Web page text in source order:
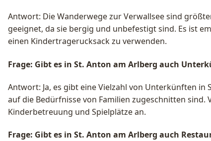
Antwort: Die Wanderwege zur Verwallsee sind
geeignet, da sie bergig und unbefestigt sind. Es ist
einen Kindertragerucksack zu verwenden.
Frage: Gibt es in St. Anton am Arlberg auch
Antwort: Ja, es gibt eine Vielzahl von Unterkünften in
auf die Bedürfnisse von Familien zugeschnitten sind.
Kinderbetreuung und Spielplätze an.
Frage: Gibt es in St. Anton am Arlberg auch